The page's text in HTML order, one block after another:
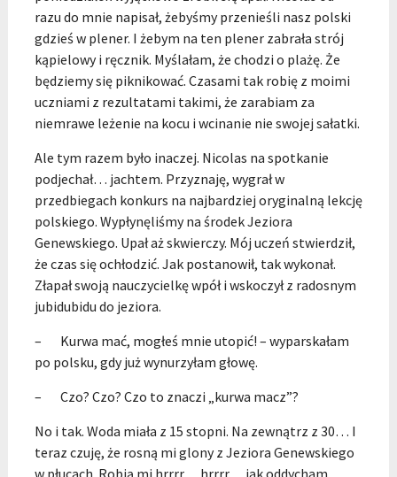
razu do mnie napisał, żebyśmy przenieśli nasz polski
gdzieś w plener. I żebym na ten plener zabrała strój
kąpielowy i ręcznik. Myślałam, że chodzi o plażę. Że
będziemy się piknikować. Czasami tak robię z moimi
uczniami z rezultatami takimi, że zarabiam za
niemrawe leżenie na kocu i wcinanie nie swojej sałatki.
Ale tym razem było inaczej. Nicolas na spotkanie
podjechał… jachtem. Przyznaję, wygrał w
przedbiegach konkurs na najbardziej oryginalną lekcję
polskiego. Wypłynęliśmy na środek Jeziora
Genewskiego. Upał aż skwierczy. Mój uczeń stwierdził,
że czas się ochłodzić. Jak postanowił, tak wykonał.
Złapał swoją nauczycielkę wpół i wskoczył z radosnym
jubidubidu do jeziora.
– Kurwa mać, mogłeś mnie utopić! – wyparskałam
po polsku, gdy już wynurzyłam głowę.
– Czo? Czo? Czo to znaczi „kurwa macz”?
No i tak. Woda miała z 15 stopni. Na zewnątrz z 30… I
teraz czuję, że rosną mi glony z Jeziora Genewskiego
w płucach. Robią mi hrrrr… hrrrr… jak oddycham.